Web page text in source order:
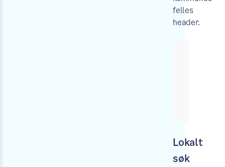
felles
header.
Lokalt
søk